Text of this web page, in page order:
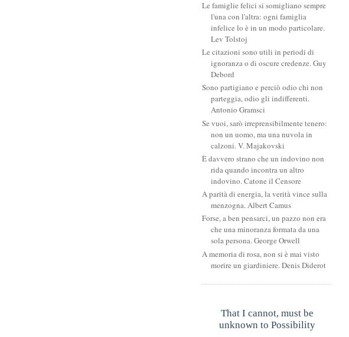
Le famiglie felici si somigliano sempre
l'una con l'altra: ogni famiglia
infelice lo è in un modo particolare.
Lev Tolstoj
Le citazioni sono utili in periodi di
ignoranza o di oscure credenze. Guy
Debord
Sono partigiano e perciò odio chi non
parteggia, odio gli indifferenti.
Antonio Gramsci
Se vuoi, sarò irreprensibilmente tenero:
non un uomo, ma una nuvola in
calzoni. V. Majakovski
È davvero strano che un indovino non
rida quando incontra un altro
indovino. Catone il Censore
A parità di energia, la verità vince sulla
menzogna. Albert Camus
Forse, a ben pensarci, un pazzo non era
che una minoranza formata da una
sola persona. George Orwell
A memoria di rosa, non si è mai visto
morire un giardiniere. Denis Diderot
That I cannot, must be
unknown to Possibility